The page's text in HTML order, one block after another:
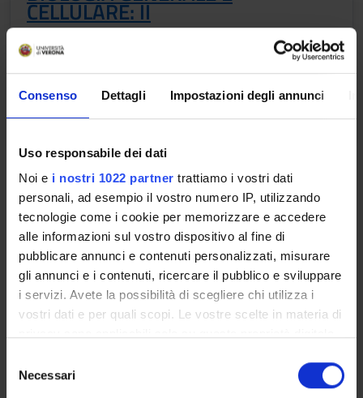
Consenso Dettagli Impostazioni degli annunci
Uso responsabile dei dati
Noi e i nostri 1022 partner trattiamo i vostri dati
personali, ad esempio il vostro numero IP, utilizzando
tecnologie come i cookie per memorizzare e accedere
alle informazioni sul vostro dispositivo al fine di
pubblicare annunci e contenuti personalizzati, misurare
gli annunci e i contenuti, ricercare il pubblico e sviluppare
i servizi. Avete la possibilità di scegliere chi utilizza i
vostri dati e per quali scopi. Le vostre scelte in materia di
modificare o revocare il proprio consenso in qualsiasi
momento dalla Dichiarazione sui cookie o facendo clic
Necessari
CELLULARE: II
Credits
Academic staff
See the unit page
Learning outcomes
Module: BIOLOGIA GENERALE E CELLULARE: II
The cell biology course (I and II) focuses on the main features
of the prokaryotic and eukaryotic cell, on structure and
function of sub-cellular compartments, on cell division and
cytological techniques. The origin of life on Earth and the
origin of the cells will also be considered in this course.
The laboratory will support the understanding of the theory
and will enable the students to use optical microscope and